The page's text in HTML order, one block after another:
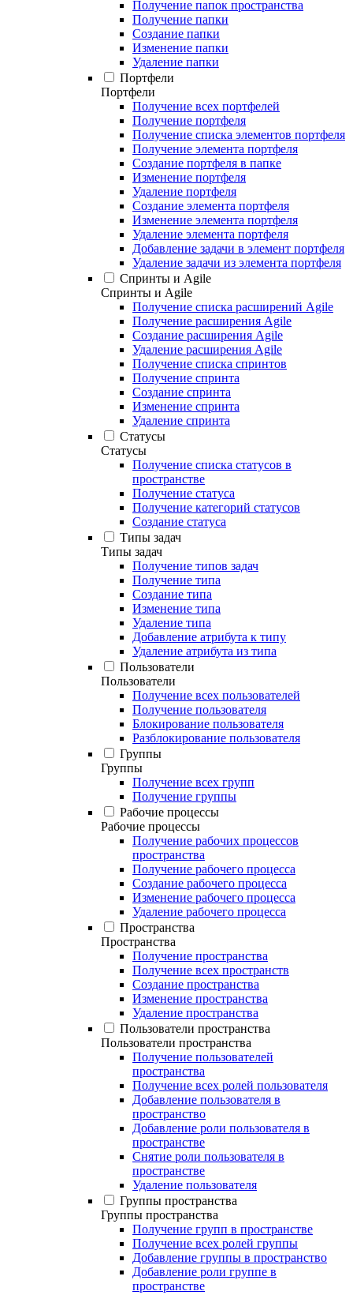
Получение папок пространства
Получение папки
Создание папки
Изменение папки
Удаление папки
Портфели
Портфели
Получение всех портфелей
Получение портфеля
Получение списка элементов портфеля
Получение элемента портфеля
Создание портфеля в папке
Изменение портфеля
Удаление портфеля
Создание элемента портфеля
Изменение элемента портфеля
Удаление элемента портфеля
Добавление задачи в элемент портфеля
Удаление задачи из элемента портфеля
Спринты и Agile
Спринты и Agile
Получение списка расширений Agile
Получение расширения Agile
Создание расширения Agile
Удаление расширения Agile
Получение списка спринтов
Получение спринта
Создание спринта
Изменение спринта
Удаление спринта
Статусы
Статусы
Получение списка статусов в
пространстве
Получение статуса
Получение категорий статусов
Создание статуса
Типы задач
Типы задач
Получение типов задач
Получение типа
Создание типа
Изменение типа
Удаление типа
Добавление атрибута к типу
Удаление атрибута из типа
Пользователи
Пользователи
Получение всех пользователей
Получение пользователя
Блокирование пользователя
Разблокирование пользователя
Группы
Группы
Получение всех групп
Получение группы
Рабочие процессы
Рабочие процессы
Получение рабочих процессов
пространства
Получение рабочего процесса
Создание рабочего процесса
Изменение рабочего процесса
Удаление рабочего процесса
Пространства
Пространства
Получение пространства
Получение всех пространств
Создание пространства
Изменение пространства
Удаление пространства
Пользователи пространства
Пользователи пространства
Получение пользователей
пространства
Получение всех ролей пользователя
Добавление пользователя в
пространство
Добавление роли пользователя в
пространстве
Снятие роли пользователя в
пространстве
Удаление пользователя
Группы пространства
Группы пространства
Получение групп в пространстве
Получение всех ролей группы
Добавление группы в пространство
Добавление роли группе в
пространстве